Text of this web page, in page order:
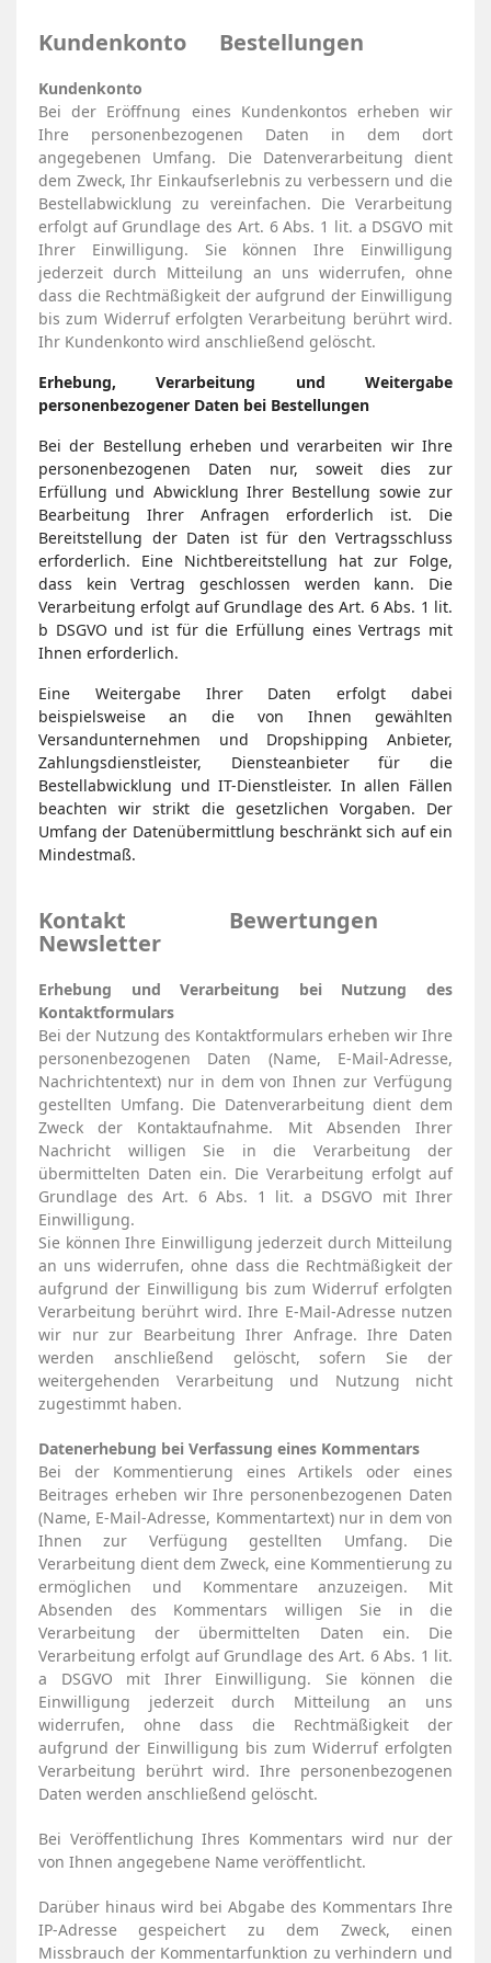
Kundenkonto Bestellungen
Kundenkonto
Bei der Eröffnung eines Kundenkontos erheben wir
Ihre personenbezogenen Daten in dem dort
angegebenen Umfang. Die Datenverarbeitung dient
dem Zweck, Ihr Einkaufserlebnis zu verbessern und die
Bestellabwicklung zu vereinfachen. Die Verarbeitung
erfolgt auf Grundlage des Art. 6 Abs. 1 lit. a DSGVO mit
Ihrer Einwilligung. Sie können Ihre Einwilligung
jederzeit durch Mitteilung an uns widerrufen, ohne
dass die Rechtmäßigkeit der aufgrund der Einwilligung
bis zum Widerruf erfolgten Verarbeitung berührt wird.
Ihr Kundenkonto wird anschließend gelöscht.
Erhebung, Verarbeitung und Weitergabe
personenbezogener Daten bei Bestellungen
Bei der Bestellung erheben und verarbeiten wir Ihre
personenbezogenen Daten nur, soweit dies zur
Erfüllung und Abwicklung Ihrer Bestellung sowie zur
Bearbeitung Ihrer Anfragen erforderlich ist. Die
Bereitstellung der Daten ist für den Vertragsschluss
erforderlich. Eine Nichtbereitstellung hat zur Folge,
dass kein Vertrag geschlossen werden kann. Die
Verarbeitung erfolgt auf Grundlage des Art. 6 Abs. 1 lit.
b DSGVO und ist für die Erfüllung eines Vertrags mit
Ihnen erforderlich.
Eine Weitergabe Ihrer Daten erfolgt dabei
beispielsweise an die von Ihnen gewählten
Versandunternehmen und Dropshipping Anbieter,
Zahlungsdienstleister, Diensteanbieter für die
Bestellabwicklung und IT-Dienstleister. In allen Fällen
beachten wir strikt die gesetzlichen Vorgaben. Der
Umfang der Datenübermittlung beschränkt sich auf ein
Mindestmaß.
Kontakt Bewertungen
Newsletter
Erhebung und Verarbeitung bei Nutzung des
Kontaktformulars
Bei der Nutzung des Kontaktformulars erheben wir Ihre
personenbezogenen Daten (Name, E-Mail-Adresse,
Nachrichtentext) nur in dem von Ihnen zur Verfügung
gestellten Umfang. Die Datenverarbeitung dient dem
Zweck der Kontaktaufnahme. Mit Absenden Ihrer
Nachricht willigen Sie in die Verarbeitung der
übermittelten Daten ein. Die Verarbeitung erfolgt auf
Grundlage des Art. 6 Abs. 1 lit. a DSGVO mit Ihrer
Einwilligung.
Sie können Ihre Einwilligung jederzeit durch Mitteilung
an uns widerrufen, ohne dass die Rechtmäßigkeit der
aufgrund der Einwilligung bis zum Widerruf erfolgten
Verarbeitung berührt wird. Ihre E-Mail-Adresse nutzen
wir nur zur Bearbeitung Ihrer Anfrage. Ihre Daten
werden anschließend gelöscht, sofern Sie der
weitergehenden Verarbeitung und Nutzung nicht
zugestimmt haben.
Datenerhebung bei Verfassung eines Kommentars
Bei der Kommentierung eines Artikels oder eines
Beitrages erheben wir Ihre personenbezogenen Daten
(Name, E-Mail-Adresse, Kommentartext) nur in dem von
Ihnen zur Verfügung gestellten Umfang. Die
Verarbeitung dient dem Zweck, eine Kommentierung zu
ermöglichen und Kommentare anzuzeigen. Mit
Absenden des Kommentars willigen Sie in die
Verarbeitung der übermittelten Daten ein. Die
Verarbeitung erfolgt auf Grundlage des Art. 6 Abs. 1 lit.
a DSGVO mit Ihrer Einwilligung. Sie können die
Einwilligung jederzeit durch Mitteilung an uns
widerrufen, ohne dass die Rechtmäßigkeit der
aufgrund der Einwilligung bis zum Widerruf erfolgten
Verarbeitung berührt wird. Ihre personenbezogenen
Daten werden anschließend gelöscht.
Bei Veröffentlichung Ihres Kommentars wird nur der
von Ihnen angegebene Name veröffentlicht.
Darüber hinaus wird bei Abgabe des Kommentars Ihre
IP-Adresse gespeichert zu dem Zweck, einen
Missbrauch der Kommentarfunktion zu verhindern und